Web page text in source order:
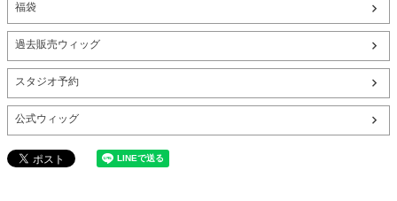
福袋
過去販売ウィッグ
スタジオ予約
公式ウィッグ